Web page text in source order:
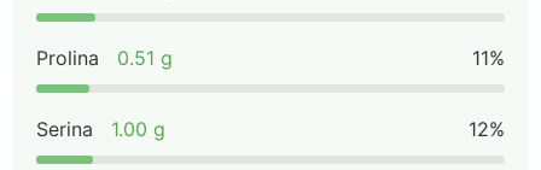
Prolina 0.51 g 11%
Serina 1.00 g 12%